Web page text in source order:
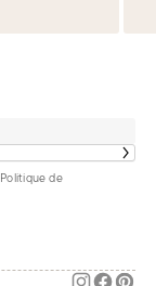
Politique de